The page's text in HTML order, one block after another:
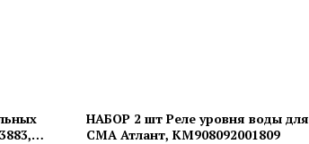
НАБОР 2 шт Реле уровня воды для
СМА Атлант, KM908092001809